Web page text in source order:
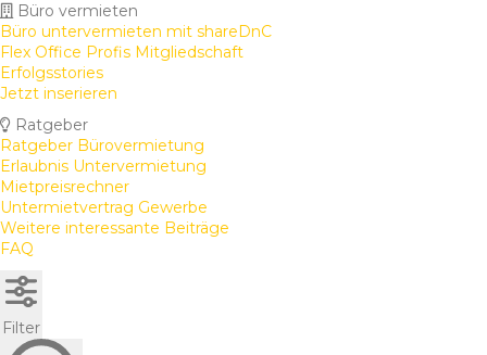
Büro vermieten
Büro untervermieten mit shareDnC
Flex Office Profis Mitgliedschaft
Erfolgsstories
Jetzt inserieren
Ratgeber
Ratgeber Bürovermietung
Erlaubnis Untervermietung
Mietpreisrechner
Untermietvertrag Gewerbe
Weitere interessante Beiträge
FAQ
Filter